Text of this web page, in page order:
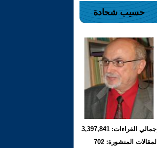
حسيب شحادة
إجمالي القراءات: 3,397,841
المقالات المنشورة: 702